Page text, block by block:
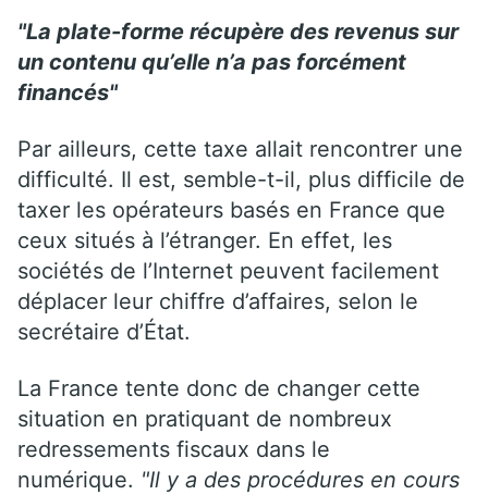
"La plate-forme récupère des revenus sur
un contenu qu’elle n’a pas forcément
financés"
Par ailleurs, cette taxe allait rencontrer une
difficulté. Il est, semble-t-il, plus difficile de
taxer les opérateurs basés en France que
ceux situés à l’étranger. En effet, les
sociétés de l’Internet peuvent facilement
déplacer leur chiffre d’affaires, selon le
secrétaire d’État.
La France tente donc de changer cette
situation en pratiquant de nombreux
redressements fiscaux dans le
numérique. "Il y a des procédures en cours